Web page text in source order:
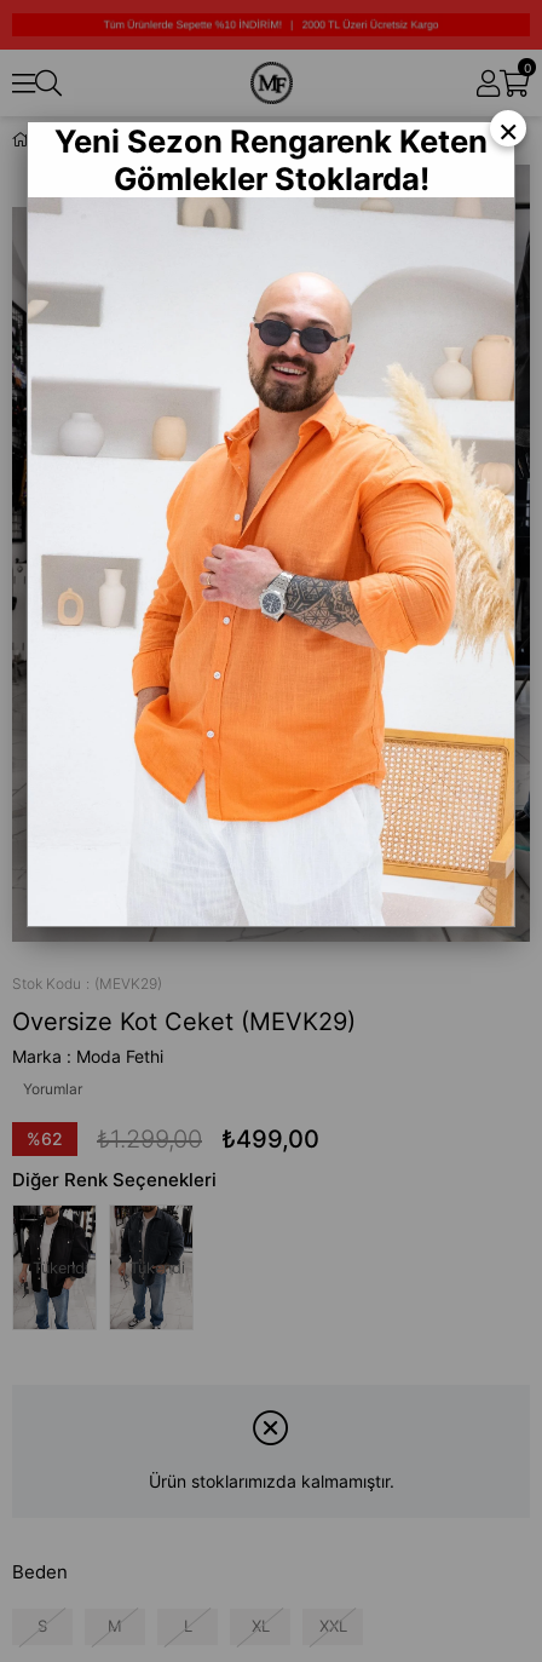
0
Oversize Kot Ceket (MEVK29)
Stok Kodu (MEVK29)
Oversize Kot Ceket (MEVK29)
Marka : Moda Fethi
Yorumlar
%62
İndirim
₺1.299,00 ₺499,00
Diğer Renk Seçenekleri
Tükendi Tükendi
Ürün stoklarımızda kalmamıştır.
Beden
S M L XL XXL
×
Yeni Sezon Rengarenk Keten
Gömlekler Stoklarda!